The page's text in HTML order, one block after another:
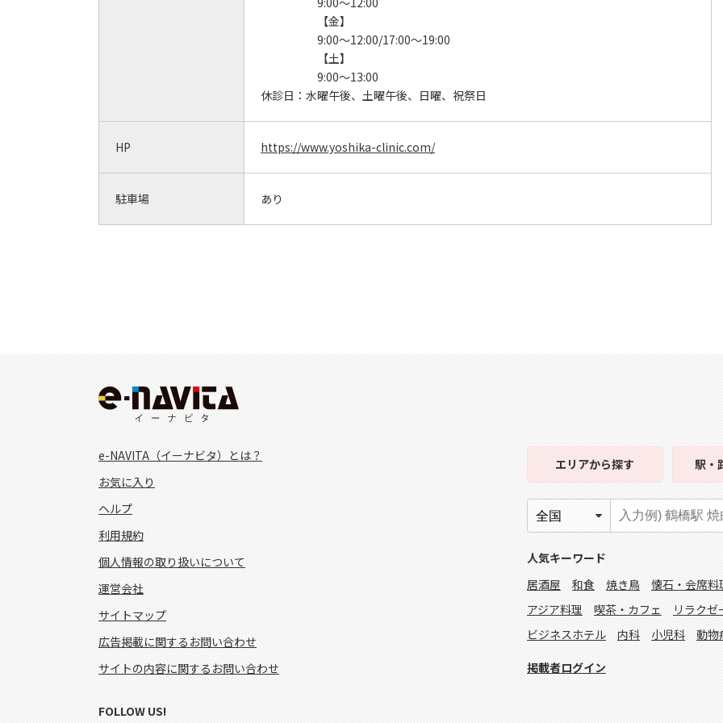
【金】
9:00～12:00/17:00～19:00
【土】
9:00～13:00
休診日： 水曜午後、土曜午後、日曜、祝祭日
HP https://www.yoshika-clinic.com/
駐車場 あり
e-NAVITA（イーナビタ）とは？
お気に入り
ヘルプ
利用規約
個人情報の取り扱いについて
運営会社
サイトマップ
広告掲載に関するお問い合わせ
サイトの内容に関するお問い合わせ
エリアから探す 駅・
人気キーワード
居酒屋
和食 焼き鳥 懐石・会席料
アジア料理
喫茶・カフェ リラクゼ
ビジネスホテル
内科 小児科 動物
掲載者ログイン
FOLLOW US!